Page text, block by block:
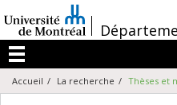
au
contenu
/
Menu
Accueil La recherche Thèses et